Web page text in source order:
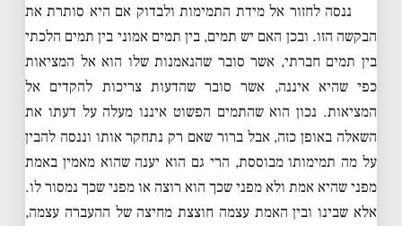
ננסה לחזור אל מידת התמימות ולבדוק אם היא סותרת את
הבקשה הזו. ובכן האם יש תמים, בין תמים אמוני בין תמים הלכתי
בין תמים חברתי, אשר סובר שהנאמנות שלו הוא אל המציאות
כפי שהיא איננה, אשר סובר שהדעות צריכות להקדים אל
המציאות. נכון הוא שהתמים הפשוט איננו מעלה על דעתו את
השאלה באופן כזה, אבל ברור שאם רק נתחקר אותו וננסה להבין
על מה תמימותו מבוססת, הרי גם הוא יענה שהוא מאמין באמת
מפני שהיא אמת ולא מפני שכך הוא רוצה או מפני שכך נמסור לו.
אלא שבינו ובין האמת עצמה חוצצת מחיצה של ההעברה עצמה,